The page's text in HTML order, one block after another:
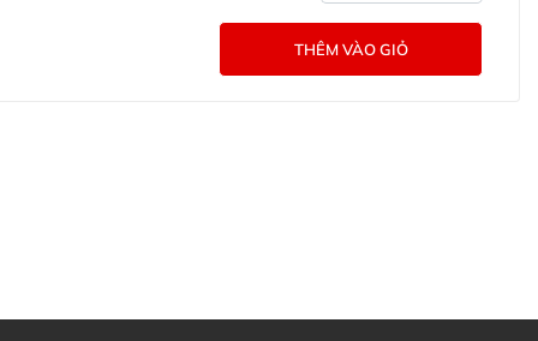
THÊM VÀO GIỎ